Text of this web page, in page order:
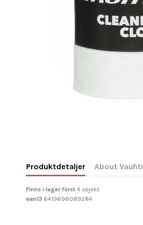
Produktdetaljer About Vauhti
Finns i lager först 4 objekt
ean13 6419696089284